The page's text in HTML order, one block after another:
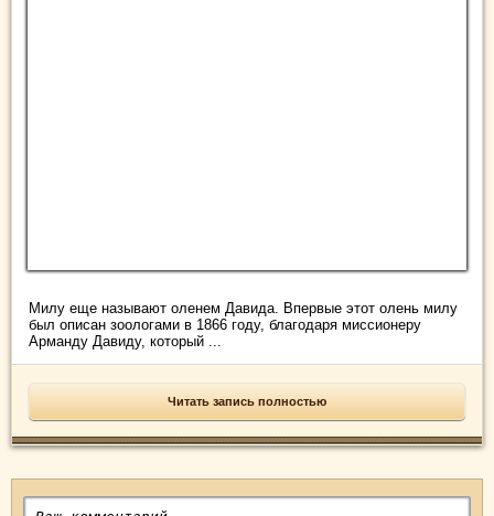
Милу еще называют оленем Давида. Впервые этот олень милу
был описан зоологами в 1866 году, благодаря миссионеру
Арманду Давиду, который ...
Читать запись полностью